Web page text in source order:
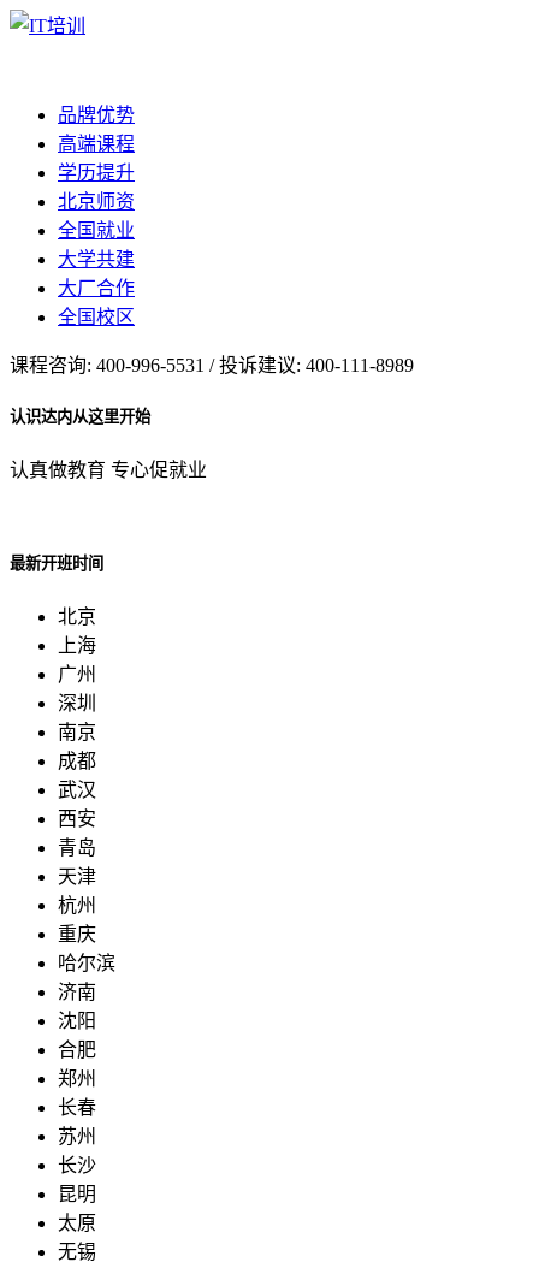
品牌优势
高端课程
学历提升
北京师资
全国就业
大学共建
大厂合作
全国校区
课程咨询: 400-996-5531 / 投诉建议: 400-111-8989
认识达内从这里开始
认真做教育 专心促就业
最新开班时间
北京
上海
广州
深圳
南京
成都
武汉
西安
青岛
天津
杭州
重庆
哈尔滨
济南
沈阳
合肥
郑州
长春
苏州
长沙
昆明
太原
无锡